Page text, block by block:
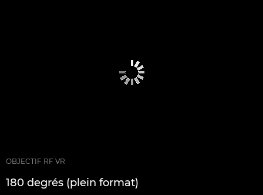
OBJECTIF RF VR
180 degrés (plein format)